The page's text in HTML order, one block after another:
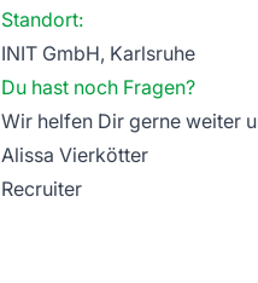
Standort:
INIT GmbH, Karlsruhe
Du hast noch Fragen?
Wir helfen Dir gerne weiter
Alissa Vierkötter
Recruiter